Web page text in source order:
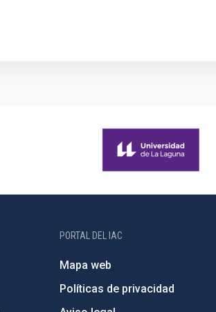
PORTAL DEL IAC
Mapa web
Políticas de privacidad